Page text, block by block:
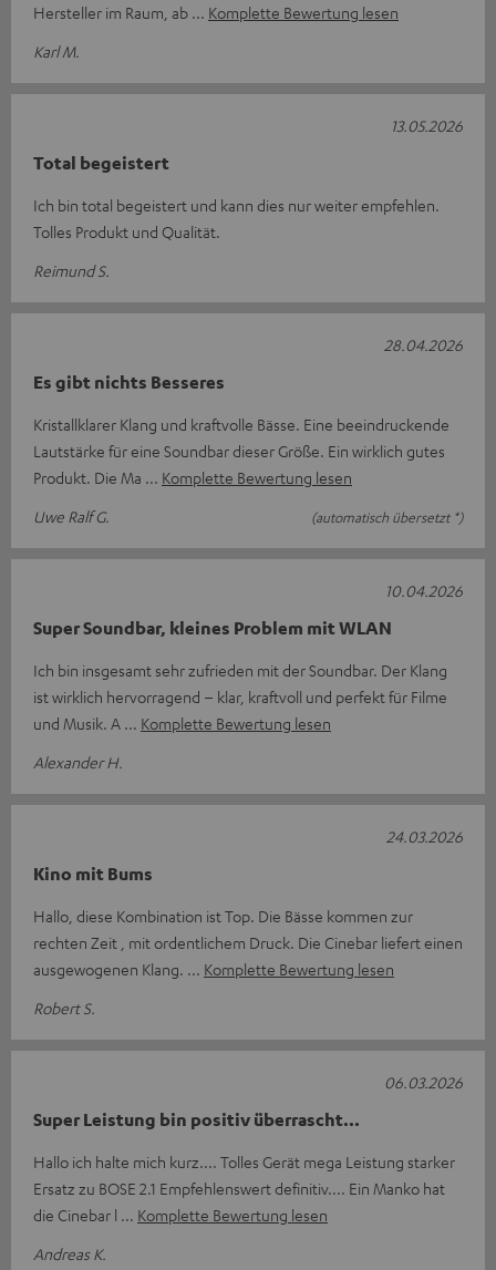
Hersteller im Raum, ab
Komplette Bewertung lesen
Karl M.
Total begeistert
Ich bin total begeistert und kann dies nur weiter empfehlen.
Tolles Produkt und Qualität.
Reimund S.
13.05.2026
Es gibt nichts Besseres
Kristallklarer Klang und kraftvolle Bässe. Eine beeindruckende
Lautstärke für eine Soundbar dieser Größe. Ein wirklich gutes
Produkt. Die Ma
Komplette Bewertung lesen
Uwe Ralf G.
(automatisch übersetzt *)
28.04.2026
Super Soundbar, kleines Problem mit WLAN
Ich bin insgesamt sehr zufrieden mit der Soundbar. Der Klang
ist wirklich hervorragend – klar, kraftvoll und perfekt für Filme
und Musik. A
Komplette Bewertung lesen
Alexander H.
10.04.2026
Kino mit Bums
Hallo, diese Kombination ist Top. Die Bässe kommen zur
rechten Zeit , mit ordentlichem Druck. Die Cinebar liefert einen
ausgewogenen Klang.
Komplette Bewertung lesen
Robert S.
24.03.2026
Super Leistung bin positiv überrascht...
Hallo ich halte mich kurz.... Tolles Gerät mega Leistung starker
Ersatz zu BOSE 2.1 Empfehlenswert definitiv.... Ein Manko hat
die Cinebar l
Komplette Bewertung lesen
Andreas K.
06.03.2026